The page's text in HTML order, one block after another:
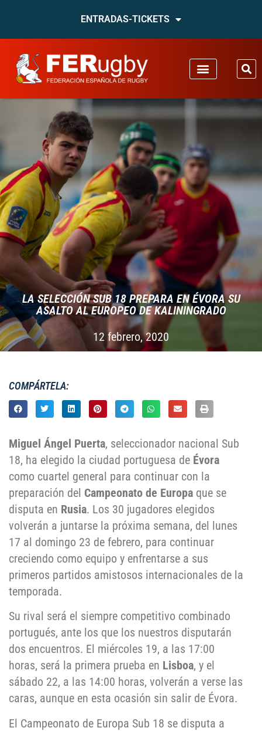
ENTRADAS-TICKETS
LA SELECCIÓN SUB 18 PREPARA EN ÉVORA SU
ASALTO AL EUROPEO DE KALININGRADO
12 febrero, 2020
COMPÁRTELA:
Miguel Ángel Puerta, seleccionador nacional Sub
18, ha elegido la ciudad portuguesa de Évora
como cuartel general para continuar con la
preparación del Campeonato de Europa que se
disputa en Rusia. Los 30 jugadores elegidos
volverán a juntarse la próxima semana, del lunes
17 al domingo 23 de febrero, para continuar
creciendo como equipo y enfrentarse a sus
primeros partidos amistosos internacionales de la
temporada.
Su rival será el siempre competitivo combinado
portugués, ante los que los nuestros disputarán
dos encuentros. El miércoles 19, a las 17:00
horas, será la primera prueba en Lisboa, y el
sábado 22, a las 14:00 horas, volverán a verse las
caras, aunque en esta ocasión sin salir de Évora.
El Campeonato de Europa Sub 18 se disputa a